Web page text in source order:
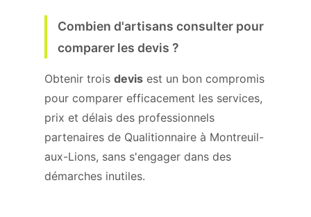
Combien d'artisans consulter pour
comparer les devis ?
Obtenir trois devis est un bon compromis
pour comparer efficacement les services,
prix et délais des professionnels
partenaires de Qualitionnaire à Montreuil-
aux-Lions, sans s'engager dans des
démarches inutiles.